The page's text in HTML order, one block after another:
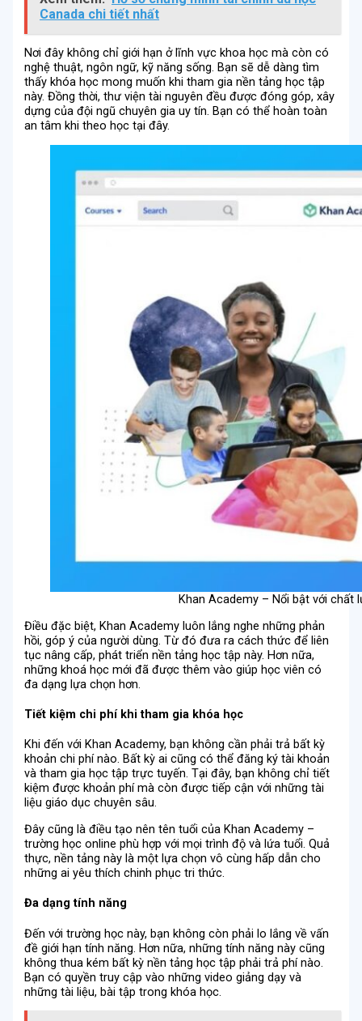
Canada chi tiết nhất
Nơi đây không chỉ giới hạn ở lĩnh vực khoa học mà còn có
nghệ thuật, ngôn ngữ, kỹ năng sống. Bạn sẽ dễ dàng tìm
thấy khóa học mong muốn khi tham gia nền tảng học tập
này. Đồng thời, thư viện tài nguyên đều được đóng góp, xây
dựng của đội ngũ chuyên gia uy tín. Bạn có thể hoàn toàn
an tâm khi theo học tại đây.
Khan Academy – Nổi bật với chất
Điều đặc biệt, Khan Academy luôn lắng nghe những phản
hồi, góp ý của người dùng. Từ đó đưa ra cách thức để liên
tục nâng cấp, phát triển nền tảng học tập này. Hơn nữa,
những khoá học mới đã được thêm vào giúp học viên có
đa dạng lựa chọn hơn.
Tiết kiệm chi phí khi tham gia khóa học
Khi đến với Khan Academy, bạn không cần phải trả bất kỳ
khoản chi phí nào. Bất kỳ ai cũng có thể đăng ký tài khoản
và tham gia học tập trực tuyến. Tại đây, bạn không chỉ tiết
kiệm được khoản phí mà còn được tiếp cận với những tài
liệu giáo dục chuyên sâu.
Đây cũng là điều tạo nên tên tuổi của Khan Academy –
trường học online phù hợp với mọi trình độ và lứa tuổi. Quả
thực, nền tảng này là một lựa chọn vô cùng hấp dẫn cho
những ai yêu thích chinh phục tri thức.
Đa dạng tính năng
Đến với trường học này, bạn không còn phải lo lắng về vấn
đề giới hạn tính năng. Hơn nữa, những tính năng này cũng
không thua kém bất kỳ nền tảng học tập phải trả phí nào.
Bạn có quyền truy cập vào những video giảng dạy và
những tài liệu, bài tập trong khóa học.